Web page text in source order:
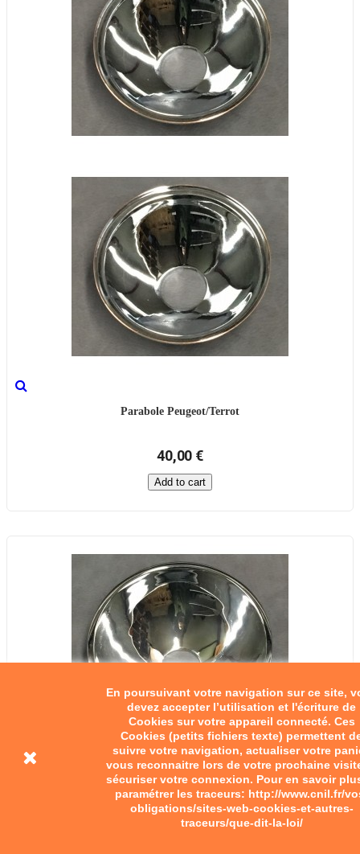
En poursuivant votre navigation sur ce site,
devez accepter l’utilisation et l'écriture de
Cookies sur votre appareil connecté. Ces
Cookies (petits fichiers texte) permettent
suivre votre navigation, actualiser votre
vous reconnaitre lors de votre prochaine
sécuriser votre connexion. Pour en savoir
paramétrer les traceurs: http://www.cnil.fr/
obligations/sites-web-cookies-et-autres-
traceurs/que-dit-la-loi/
Parabole Peugeot/Terrot
40,00 €
Add to cart